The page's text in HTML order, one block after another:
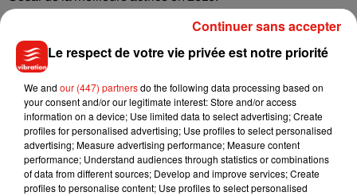
Cet élément est masqué compte-tenu du refus du
dépôt de cookies que vous avez exprimé. Si vous
souhaitez l'afficher, merci de nous donner votre accord
en cliquant sur le bouton ci-dessous.
Afficher l'élément
Le respect de votre vie privée est notre priorité
We and our (447) partnersdo the following data processing based on
your consent and/or our legitimate interest: Store and/or access
information on a device; Use limited data to select advertising; Create
profiles for personalised advertising; Use profiles to select personalised
advertising; Measure advertising performance; Measure content
performance; Understand audiences through statistics or combinations
of data from different sources; Develop and improve services; Create
profiles to personalise content; Use profiles to select personalised
Continuer sans accepter